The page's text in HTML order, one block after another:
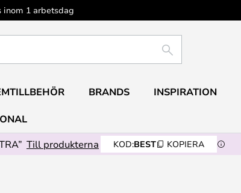
inom 1 arbetsdag
SÖK
BRANDS INSPIRATION
Till produkterna KOD:BEST KOPIERA